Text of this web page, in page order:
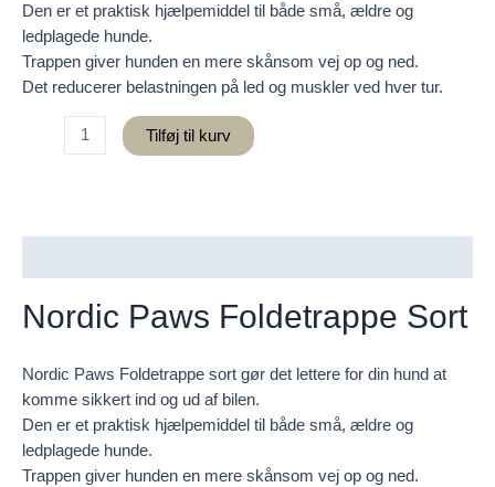
Den er et praktisk hjælpemiddel til både små, ældre og
ledplagede hunde.
Trappen giver hunden en mere skånsom vej op og ned.
Det reducerer belastningen på led og muskler ved hver tur.
Tilføj til kurv
Nordic Paws Foldetrappe Sort
Nordic Paws Foldetrappe sort gør det lettere for din hund at
komme sikkert ind og ud af bilen.
Den er et praktisk hjælpemiddel til både små, ældre og
ledplagede hunde.
Trappen giver hunden en mere skånsom vej op og ned.